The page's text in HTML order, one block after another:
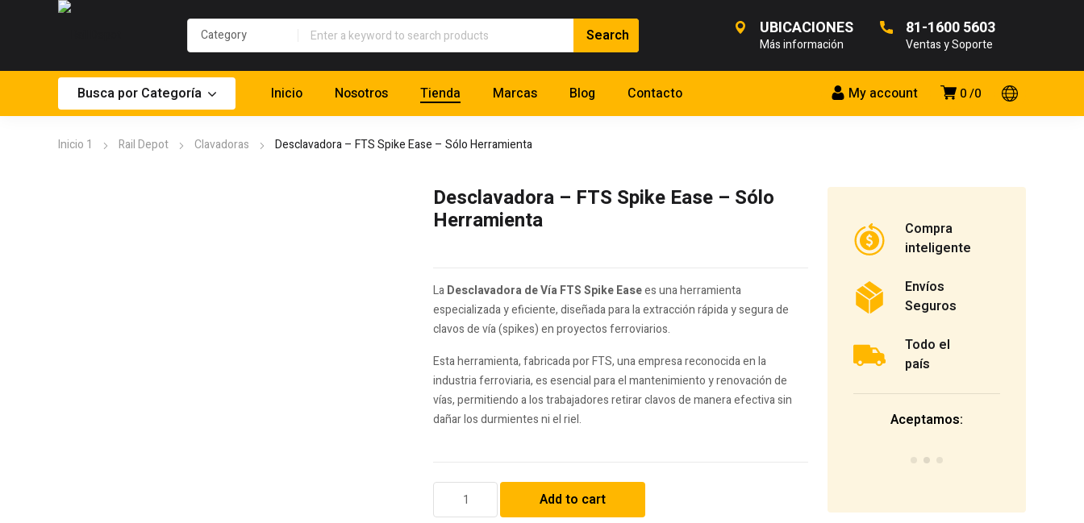
UBICACIONES
Más información
81-1600 5603
Ventas y Soporte
0 0
My account
Busca por Categoría Inicio Nosotros Tienda Marcas Blog Contacto
Inicio 1 Rail Depot Clavadoras Desclavadora – FTS Spike Ease – Sólo Herramienta
Desclavadora – FTS Spike Ease – Sólo
Herramienta
LaDesclavadora de Vía FTS Spike Easees una herramienta
especializada y eficiente, diseñada para la extracción rápida y segura de
clavos de vía (spikes) en proyectos ferroviarios.
Esta herramienta, fabricada por FTS, una empresa reconocida en la
industria ferroviaria, es esencial para el mantenimiento y renovación de
vías, permitiendo a los trabajadores retirar clavos de manera efectiva sin
dañar los durmientes ni el riel.
Add to cart
Compra
inteligente
Envíos
Seguros
Todo el
país
Aceptamos: